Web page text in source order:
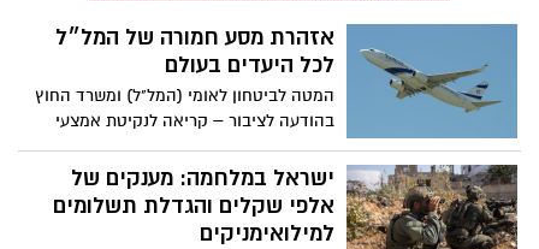
אזהרת מסע חמורה של המל״ל
לכל היעדים בעולם
המטה לביטחון לאומי (המל"ל) ומשרד החוץ
בהודעה לציבור – קריאה לנקיטת אמצעי
זהירות מוגברים בעת נסיעה לחו"ל לאור ריבוי
גילויי אנטישמיות ואירועי אלימות למול
ישראלים ויהודים בעולם
ישראל במלחמה: מענקים של
אלפי שקלים והגדלת תשלומים
למילואימניקים